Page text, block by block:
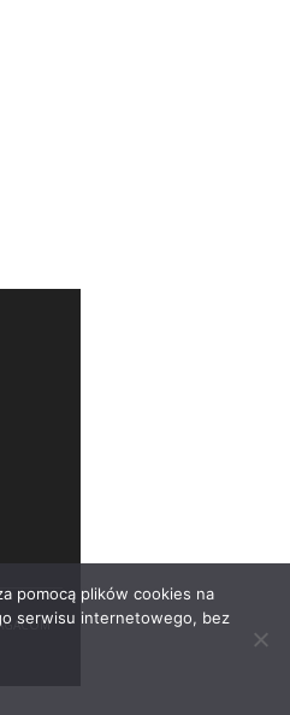
pomocą plików cookies na
serwisu internetowego, bez